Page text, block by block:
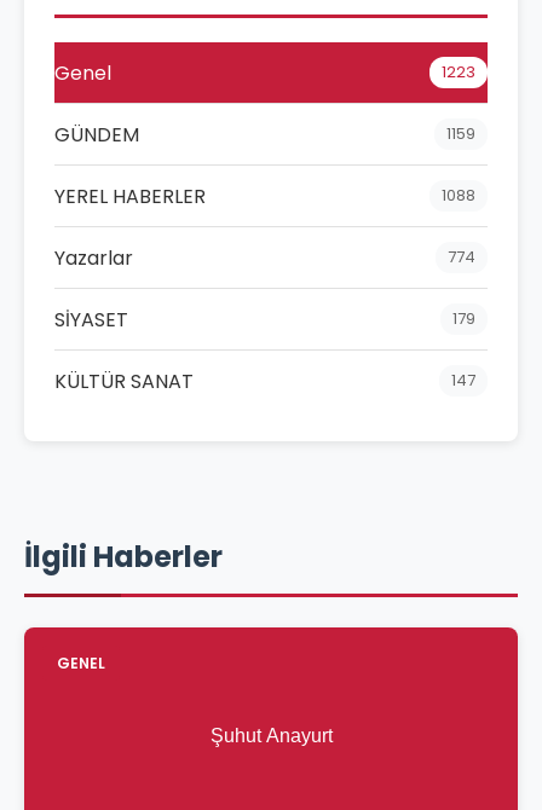
Genel 1223
GÜNDEM 1159
YEREL HABERLER 1088
Yazarlar 774
SİYASET 179
KÜLTÜR SANAT 147
İlgili Haberler
GENEL